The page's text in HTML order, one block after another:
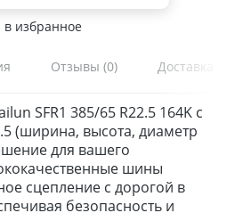
в избранное
Отзывы (0) Доставка и
SFR1 385/65 R22.5 164K с
(ширина, высота, диаметр
для вашего
шины
сцепление с дорогой в
безопасность и